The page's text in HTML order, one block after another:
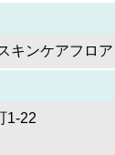
キンケアフロア
1-22